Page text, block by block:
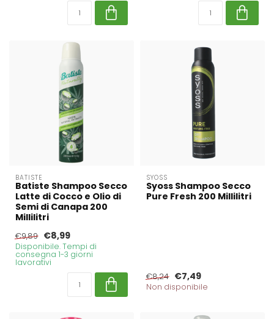
BATISTE
Batiste Shampoo Secco
Latte di Cocco e Olio di
Semi di Canapa 200
Millilitri
€9,89 €8,99
Disponibile. Tempi di
consegna 1-3 giorni
lavorativi
SYOSS
Syoss Shampoo Secco
Pure Fresh 200 Millilitri
€8,24 €7,49
Non disponibile